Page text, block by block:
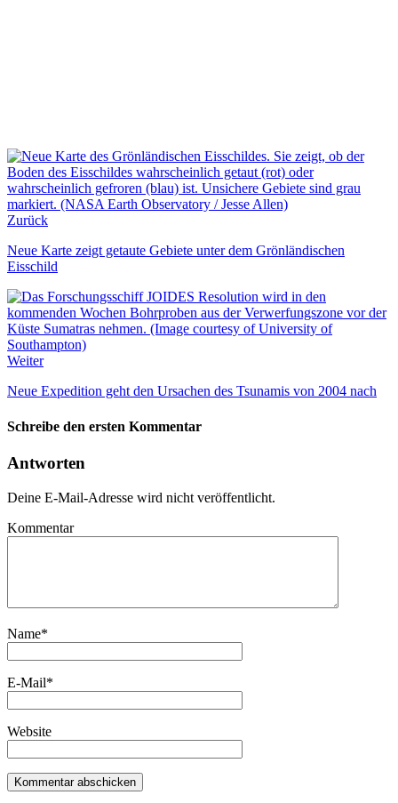
Zurück
Neue Karte zeigt getaute Gebiete unter dem Grönländischen
Eisschild
Weiter
Neue Expedition geht den Ursachen des Tsunamis von 2004 nach
Schreibe den ersten Kommentar
Antworten
Deine E-Mail-Adresse wird nicht veröffentlicht.
Kommentar
Name*
E-Mail*
Website